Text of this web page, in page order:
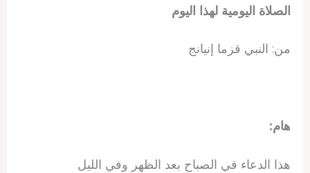
الصلاة اليومية لهذا اليوم
من: النبي قزما إنيانج
هام:
هذا الدعاء في الصباح بعد الظهر وفي الليل